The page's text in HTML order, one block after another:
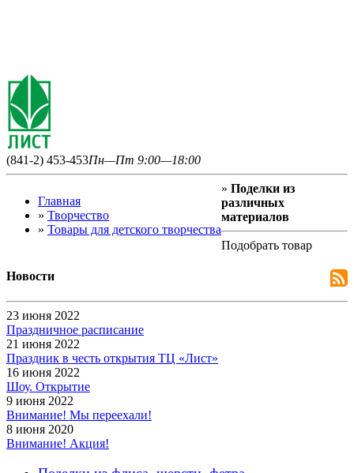
(841-2) 453-453Пн—Пт 9:00—18:00
Главная
» Творчество
» Товары для детского творчества
» Поделки из
различных
материалов
Подобрать товар
Новости
23 июня 2022
Праздничное расписание
21 июня 2022
Праздник в честь открытия ТЦ «Лист»
16 июня 2022
Шоу. Открытие
9 июня 2022
Внимание! Мы переехали!
8 июня 2020
Внимание! Акция!